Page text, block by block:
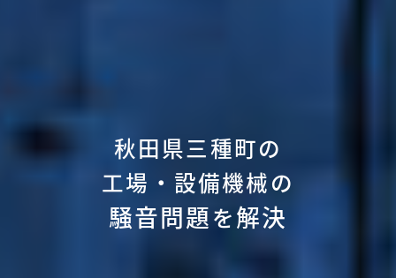
秋田県三種町の
工場・設備機械の
騒音問題を解決